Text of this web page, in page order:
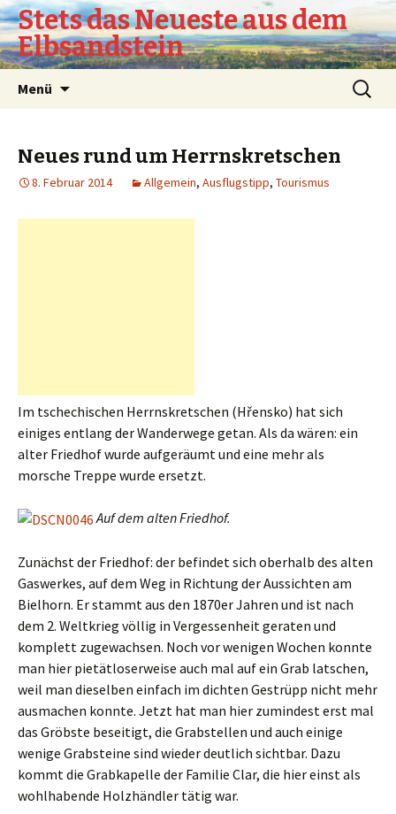
Stets das Neueste aus dem
Elbsandstein
Menü
Suchen
nach:
Neues rund um Herrnskretschen
8. Februar 2014 Allgemein, Ausflugstipp, Tourismus
Im tschechischen Herrnskretschen (Hřensko) hat sich
einiges entlang der Wanderwege getan. Als da wären: ein
alter Friedhof wurde aufgeräumt und eine mehr als
morsche Treppe wurde ersetzt.
Auf dem alten Friedhof.
Zunächst der Friedhof: der befindet sich oberhalb des alten
Gaswerkes, auf dem Weg in Richtung der Aussichten am
Bielhorn. Er stammt aus den 1870er Jahren und ist nach
dem 2. Weltkrieg völlig in Vergessenheit geraten und
komplett zugewachsen. Noch vor wenigen Wochen konnte
man hier pietätloserweise auch mal auf ein Grab latschen,
weil man dieselben einfach im dichten Gestrüpp nicht mehr
ausmachen konnte. Jetzt hat man hier zumindest erst mal
das Gröbste beseitigt, die Grabstellen und auch einige
wenige Grabsteine sind wieder deutlich sichtbar. Dazu
kommt die Grabkapelle der Familie Clar, die hier einst als
wohlhabende Holzhändler tätig war.